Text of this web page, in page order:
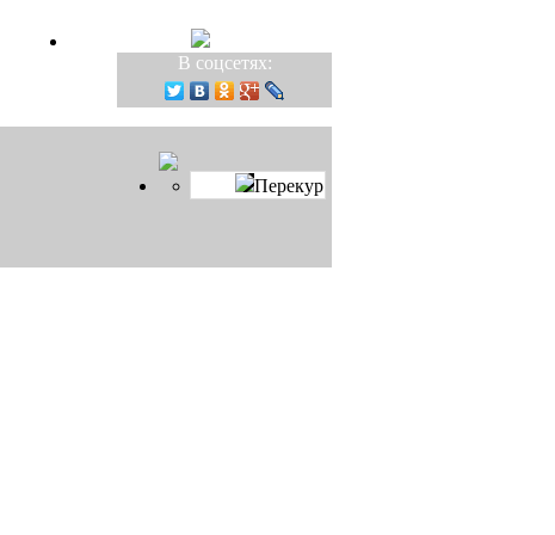
В соцсетях:
Перекур